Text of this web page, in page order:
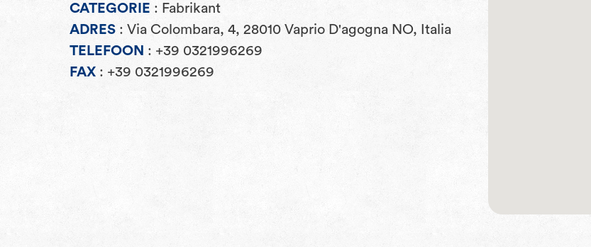
CATEGORIE : Fabrikant
ADRES : Via Colombara, 4, 28010 Vaprio D'agogna NO, Italia
TELEFOON : +39 0321996269
FAX : +39 0321996269